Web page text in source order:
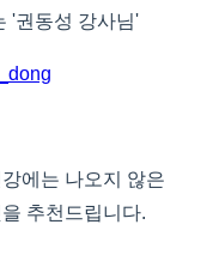
'권동성 강사님'
에는 나오지 않은
추천드립니다.